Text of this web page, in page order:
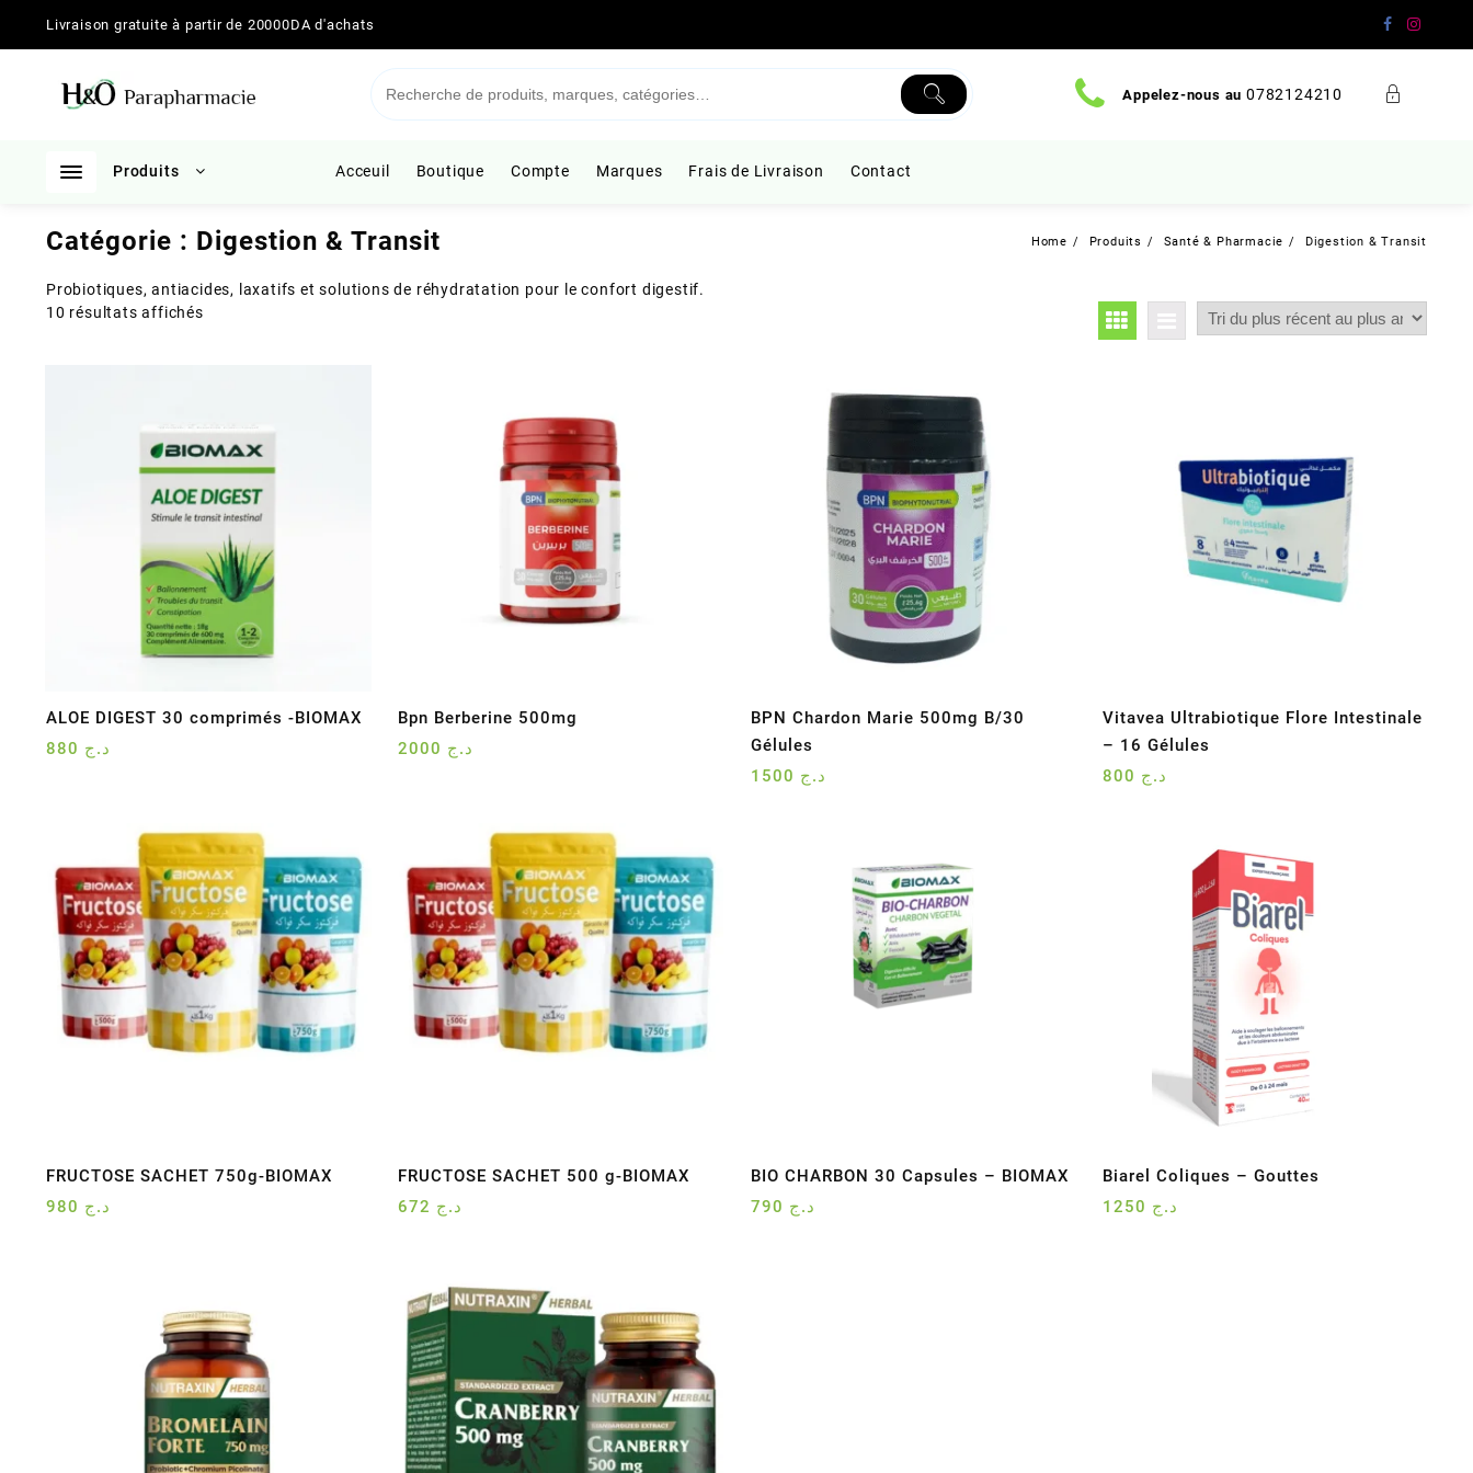
Livraison gratuite à partir de 20000DA d'achats
Appelez-nous au 0782124210
Produits Acceuil Boutique Compte Marques Frais de Livraison Contact
Catégorie : Digestion & Transit Home Produits Santé & Pharmacie Digestion & Transit
Probiotiques, antiacides, laxatifs et solutions de réhydratation pour le confort digestif.
10 résultats affichésTrié
plus
ancien
ALOE DIGEST 30 comprimés -BIOMAX
د.ج
Bpn Berberine 500mg
د.ج
BPN Chardon Marie 500mg B/30
Gélules
د.ج
Vitavea Ultrabiotique Flore Intestinale
– 16 Gélules
د.ج
FRUCTOSE SACHET 750g-BIOMAX
د.ج
FRUCTOSE SACHET 500 g-BIOMAX
د.ج
BIO CHARBON 30 Capsules – BIOMAX
د.ج
Biarel Coliques – Gouttes
د.ج